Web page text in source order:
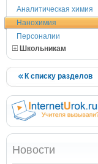
Аналитическая химия
Нанохимия
Персоналии
Школьникам
К списку разделов
Новости